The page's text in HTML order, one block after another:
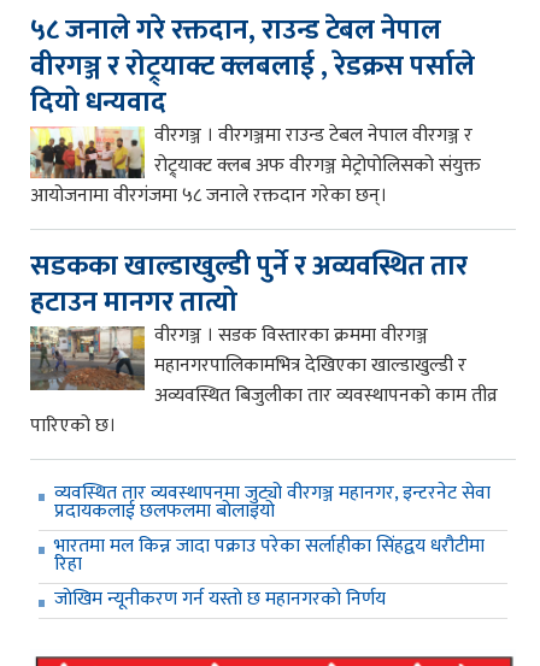
५८ जनाले गरे रक्तदान, राउन्ड टेबल नेपाल
वीरगञ्ज र रोट्र्याक्ट क्लबलाई , रेडक्रस पर्साले
दियो धन्यवाद
वीरगञ्ज । वीरगञ्जमा राउन्ड टेबल नेपाल वीरगञ्ज र
रोट्र्याक्ट क्लब अफ वीरगञ्ज मेट्रोपोलिसको संयुक्त
आयोजनामा वीरगंजमा ५८ जनाले रक्तदान गरेका छन्।
सडकका खाल्डाखुल्डी पुर्ने र अव्यवस्थित तार
हटाउन मानगर तात्यो
वीरगञ्ज । सडक विस्तारका क्रममा वीरगञ्ज
महानगरपालिकामभित्र देखिएका खाल्डाखुल्डी र
अव्यवस्थित बिजुलीका तार व्यवस्थापनको काम तीव्र
पारिएको छ।
व्यवस्थित तार व्यवस्थापनमा जुट्यो वीरगञ्ज महानगर, इन्टरनेट सेवा
प्रदायकलाई छलफलमा बोलाइयो
भारतमा मल किन्न जादा पक्राउ परेका सर्लाहीका सिंहद्वय धरौटीमा
रिहा
जाेखिम न्यूनीकरण गर्न यस्ताे छ महानगरकाे निर्णय